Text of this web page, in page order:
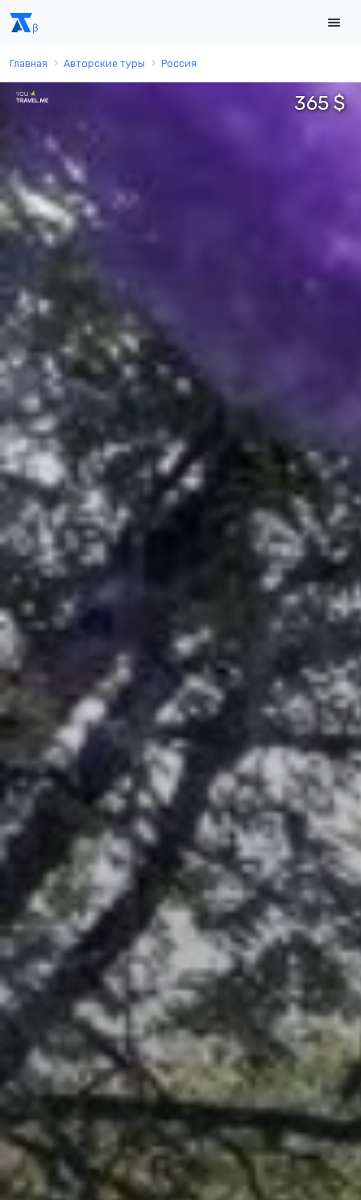
Главная Авторские туры Россия
365 $